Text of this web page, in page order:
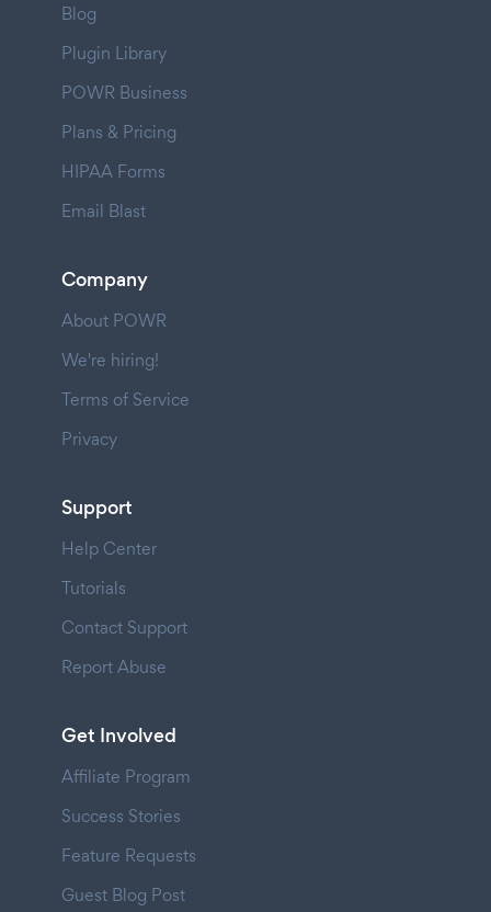
Blog
Plugin Library
POWR Business
Plans & Pricing
HIPAA Forms
Email Blast
Company
About POWR
We're hiring!
Terms of Service
Privacy
Support
Help Center
Tutorials
Contact Support
Report Abuse
Get Involved
Affiliate Program
Success Stories
Feature Requests
Guest Blog Post